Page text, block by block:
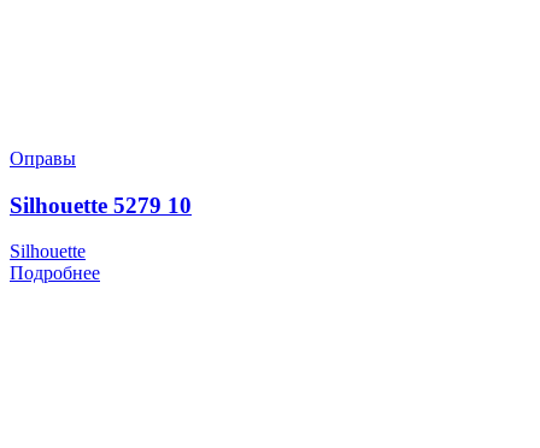
Оправы
Silhouette 5279 10
Silhouette
Подробнее